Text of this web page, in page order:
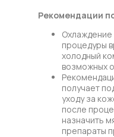
Рекомендации
Охлаждение
процедуры
холодный
возможных
получает
уходу за
после
назначить
препараты